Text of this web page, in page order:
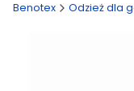
Benotex Odzież dla